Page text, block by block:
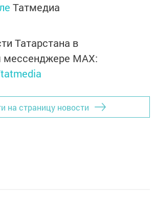
Татмедиа
Татарстана в
мессенджере MАХ:
на страницу новости